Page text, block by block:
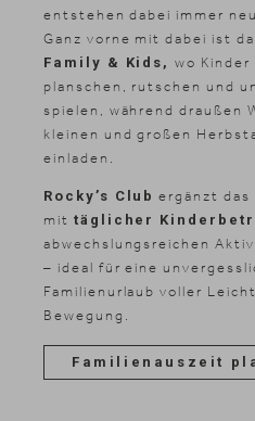
entstehen dabei immer
Ganz vorne mit dabei ist
Family & Kids,wo Kinder
planschen, rutschen und
spielen, während draußen
kleinen und großen
einladen.
Rocky’s Club ergänzt das
mit täglicher
abwechslungsreichen
– ideal für eine
Familienurlaub voller
Bewegung.
Familienauszeit